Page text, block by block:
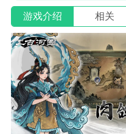
游戏介绍 相关